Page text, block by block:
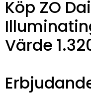
Köp ZO
Värde